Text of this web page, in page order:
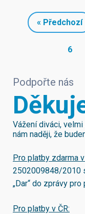
« Předchozí
6
Podpořte nás
Vážení diváci,
nám naději, že
Pro platby zdarma v
2502009848/2010
„Dar“ do zprávy pro
Pro platby v ČR: